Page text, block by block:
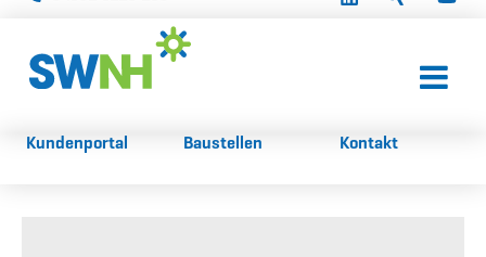
Kundenportal Baustellen Kontakt